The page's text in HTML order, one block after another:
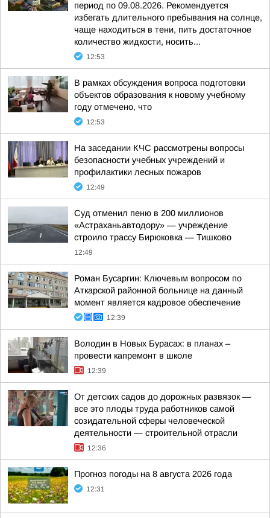
период по 09.08.2026. Рекомендуется
избегать длительного пребывания на солнце,
чаще находиться в тени, пить достаточное
количество жидкости, носить...
12:53
В рамках обсуждения вопроса подготовки
объектов образования к новому учебному
году отмечено, что
12:53
На заседании КЧС рассмотрены вопросы
безопасности учебных учреждений и
профилактики лесных пожаров
12:49
Суд отменил пеню в 200 миллионов
«Астраханьавтодору» — учреждение
строило трассу Бирюковка — Тишково
12:49
Роман Бусаргин: Ключевым вопросом по
Аткарской районной больнице на данный
момент является кадровое обеспечение
12:39
Володин в Новых Бурасах: в планах –
провести капремонт в школе
12:39
От детских садов до дорожных развязок —
все это плоды труда работников самой
созидательной сферы человеческой
деятельности — строительной отрасли
12:36
Прогноз погоды на 8 августа 2026 года
12:31